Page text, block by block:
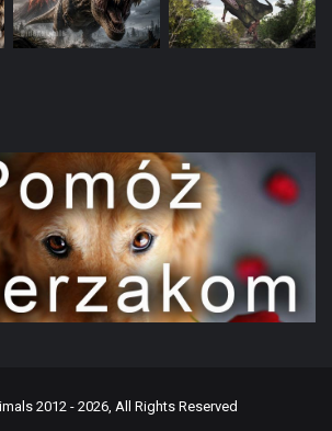
2012 - 2026, All Rights Reserved